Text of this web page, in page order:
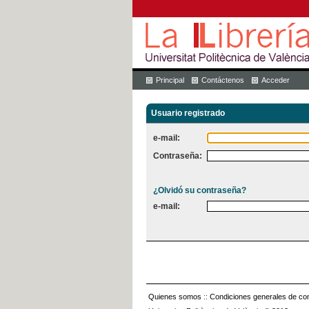
Principal Contáctenos Acceder
Usuario registrado
e-mail:
Contraseña:
¿Olvidó su contraseña?
e-mail:
Quienes somos :: Condiciones generales de